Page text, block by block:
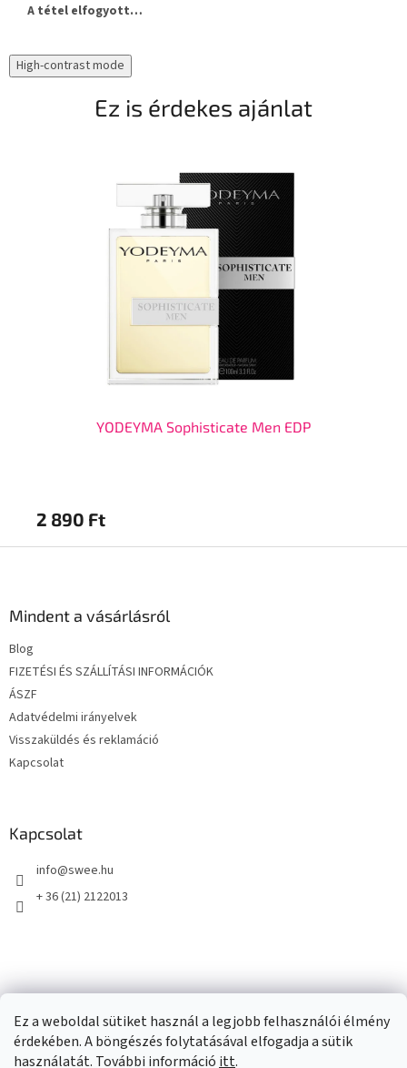
Ez a weboldal sütiket használ a legjobb felhasználói élmény
érdekében. A böngészés folytatásával elfogadja a sütik
használatát. További információ itt.
A tétel elfogyott…
High-contrast mode
Ez is érdekes ajánlat
YODEYMA Sophisticate Men EDP
2 890 Ft
Mindent a vásárlásról
Blog
FIZETÉSI ÉS SZÁLLÍTÁSI INFORMÁCIÓK
ÁSZF
Adatvédelmi irányelvek
Visszaküldés és reklamáció
Kapcsolat
Kapcsolat
info@swee.hu
+ 36 (21) 2122013